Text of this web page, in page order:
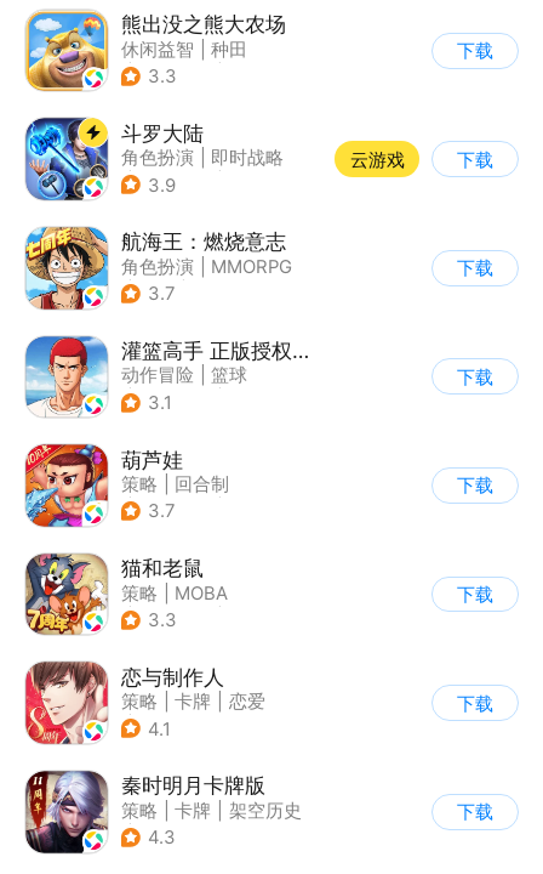
熊出没之熊大农场
休闲益智
种田
| 田园生活
3.3
下载
斗罗大陆
角色扮演
即时战略
| 小说改编
3.9
云游戏 下载
航海王：燃烧意志
角色扮演
MMORPG
| 奇幻
3.7
下载
灌篮高手 正版授权手游
动作冒险
篮球
| 灌篮高手
3.1
下载
葫芦娃
策略
回合制
| 动漫改编
3.7
下载
猫和老鼠
策略
MOBA
| 动漫改编
3.3
下载
恋与制作人
策略 卡牌
恋爱
| 乙女
4.1
下载
秦时明月卡牌版
策略 卡牌
架空历史
| 秦时明月
4.3
下载